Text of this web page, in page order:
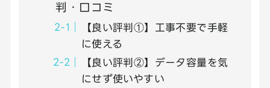
判・口コミ
【良い評判①】工事不要で手軽
に使える
【良い評判②】データ容量を気
にせず使いやすい